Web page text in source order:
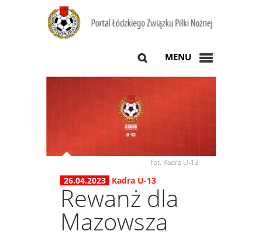
MENU
fot. Kadra U-13
26.04.2023 Kadra U-13
Rewanż dla
Mazowsza